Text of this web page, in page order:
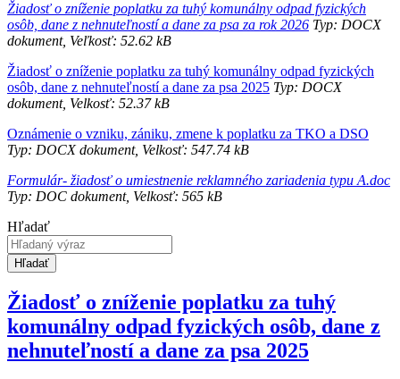
Žiadosť o zníženie poplatku za tuhý komunálny odpad fyzických
osôb, dane z nehnuteľností a dane za psa za rok 2026 Typ: DOCX
dokument, Veľkosť: 52.62 kB
Žiadosť o zníženie poplatku za tuhý komunálny odpad fyzických
osôb, dane z nehnuteľností a dane za psa 2025 Typ: DOCX
dokument, Velkosť: 52.37 kB
Oznámenie o vzniku, zániku, zmene k poplatku za TKO a DSO
Typ: DOCX dokument, Velkosť: 547.74 kB
Formulár- žiadosť o umiestnenie reklamného zariadenia typu A.doc
Typ: DOC dokument, Velkosť: 565 kB
Hľadať
Hľadať
Žiadosť o zníženie poplatku za tuhý
komunálny odpad fyzických osôb, dane z
nehnuteľností a dane za psa 2025